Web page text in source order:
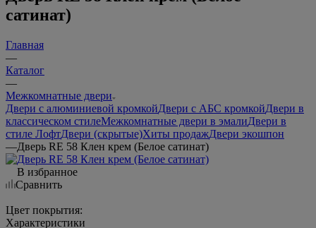
сатинат)
Главная
—
Каталог
—
Межкомнатные двери
Двери с алюминиевой кромкойДвери с АБС кромкойДвери в
классическом стилеМежкомнатные двери в эмалиДвери в
стиле ЛофтДвери (скрытые)Хиты продажДвери экошпон
—Дверь RE 58 Клен крем (Белое сатинат)
В избранное
Сравнить
Цвет покрытия:
Характеристики